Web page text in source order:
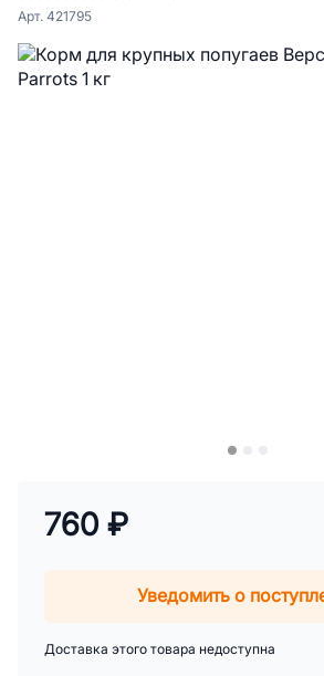
Арт. 421795
760 ₽
Уведомить о
Доставка этого товара недоступна